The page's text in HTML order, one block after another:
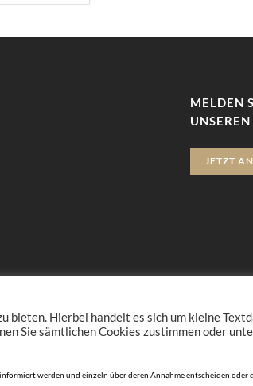
MELDEN
JETZT
Hierbei handelt es sich um kleine
Sie sämtlichen Cookies zustimmen oder
werden und einzeln über deren Annahme entscheiden oder